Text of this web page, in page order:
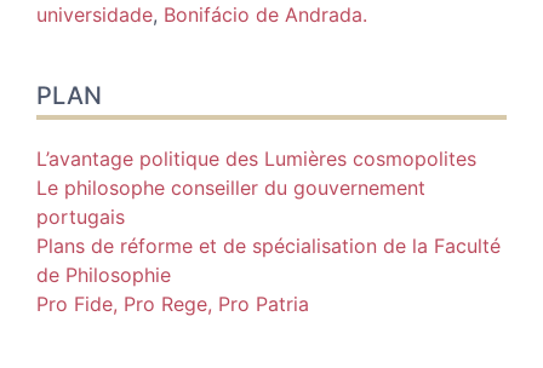
universidade, Bonifácio de Andrada.
PLAN
L’avantage politique des Lumières cosmopolites
Le philosophe conseiller du gouvernement
portugais
Plans de réforme et de spécialisation de la Faculté
de Philosophie
Pro Fide, Pro Rege, Pro Patria